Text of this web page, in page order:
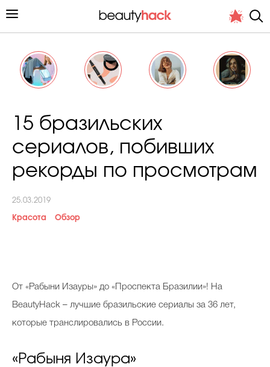
Личный опыт
Косметичка профи
Вопрос эксперту
Папа может
15 бразильских
сериалов, побивших
рекорды по просмотрам
25.03.2019
Красота Обзор
От «Рабыни Изауры» до «Проспекта Бразилии»! На
BeautyHack – лучшие бразильские сериалы за 36 лет,
которые транслировались в России.
«Рабыня Изаура»